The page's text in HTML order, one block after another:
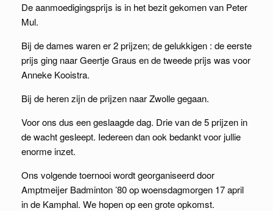
De aanmoedigingsprijs is in het bezit gekomen van Peter
Mul.
Bij de dames waren er 2 prijzen; de gelukkigen : de eerste
prijs ging naar Geertje Graus en de tweede prijs was voor
Anneke Kooistra.
Bij de heren zijn de prijzen naar Zwolle gegaan.
Voor ons dus een geslaagde dag. Drie van de 5 prijzen in
de wacht gesleept. Iedereen dan ook bedankt voor jullie
enorme inzet.
Ons volgende toernooi wordt georganiseerd door
Amptmeijer Badminton ’80 op woensdagmorgen 17 april
in de Kamphal. We hopen op een grote opkomst.